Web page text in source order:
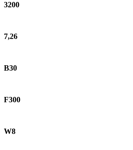
3200
7,26
B30
F300
W8